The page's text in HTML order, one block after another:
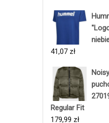
41,07 zł
Regular Fit
179,99 zł